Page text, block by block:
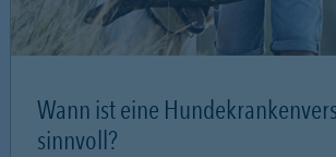
Wann ist eine
sinnvoll?